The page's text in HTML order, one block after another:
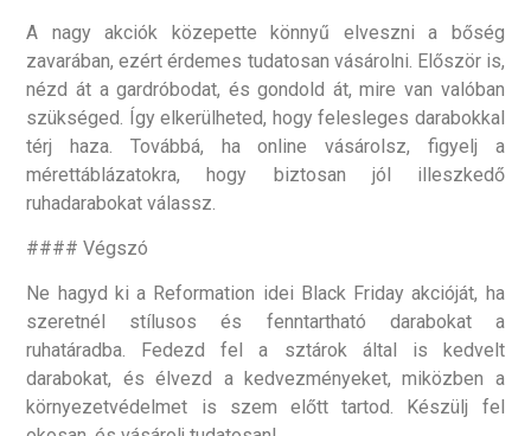
A nagy akciók közepette könnyű elveszni a bőség
zavarában, ezért érdemes tudatosan vásárolni. Először is,
nézd át a gardróbodat, és gondold át, mire van valóban
szükséged. Így elkerülheted, hogy felesleges darabokkal
térj haza. Továbbá, ha online vásárolsz, figyelj a
mérettáblázatokra, hogy biztosan jól illeszkedő
ruhadarabokat válassz.
#### Végszó
Ne hagyd ki a Reformation idei Black Friday akcióját, ha
szeretnél stílusos és fenntartható darabokat a
ruhatáradba. Fedezd fel a sztárok által is kedvelt
darabokat, és élvezd a kedvezményeket, miközben a
környezetvédelmet is szem előtt tartod. Készülj fel